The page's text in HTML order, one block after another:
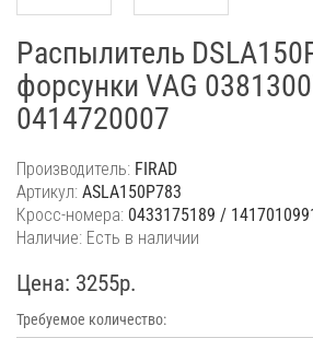
Распылитель
форсунки VAG
0414720007
Производитель: FIRAD
Артикул: ASLA150P783
Кросс-номера: 0433175189 /
Наличие: Есть в наличии
Цена: 3255р.
Требуемое количество: